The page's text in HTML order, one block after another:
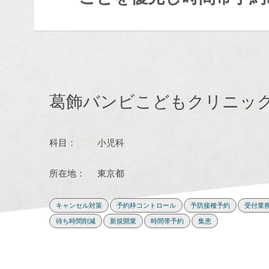
葛飾バンビこどもクリニッ
科目： 小児科
所在地： 東京都
キャンセル対策 予約枠コントロール 予防接種予約
受付業
待ち時間削減
新規開業 時間帯予約 集患